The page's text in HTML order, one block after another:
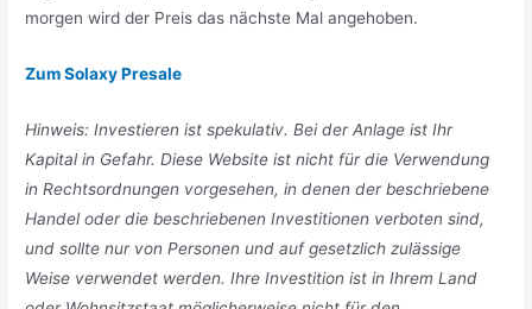
morgen wird der Preis das nächste Mal angehoben.
Zum Solaxy Presale
Hinweis: Investieren ist spekulativ. Bei der Anlage ist Ihr
Kapital in Gefahr. Diese Website ist nicht für die Verwendung
in Rechtsordnungen vorgesehen, in denen der beschriebene
Handel oder die beschriebenen Investitionen verboten sind,
und sollte nur von Personen und auf gesetzlich zulässige
Weise verwendet werden. Ihre Investition ist in Ihrem Land